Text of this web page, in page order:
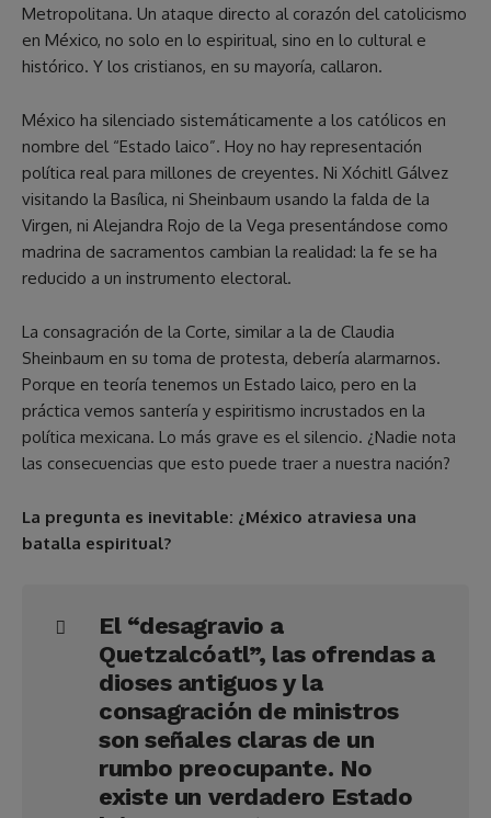
Metropolitana. Un ataque directo al corazón del catolicismo
en México, no solo en lo espiritual, sino en lo cultural e
histórico. Y los cristianos, en su mayoría, callaron.
México ha silenciado sistemáticamente a los católicos en
nombre del “Estado laico”. Hoy no hay representación
política real para millones de creyentes. Ni Xóchitl Gálvez
visitando la Basílica, ni Sheinbaum usando la falda de la
Virgen, ni Alejandra Rojo de la Vega presentándose como
madrina de sacramentos cambian la realidad: la fe se ha
reducido a un instrumento electoral.
La consagración de la Corte, similar a la de Claudia
Sheinbaum en su toma de protesta, debería alarmarnos.
Porque en teoría tenemos un Estado laico, pero en la
práctica vemos santería y espiritismo incrustados en la
política mexicana. Lo más grave es el silencio. ¿Nadie nota
las consecuencias que esto puede traer a nuestra nación?
La pregunta es inevitable: ¿México atraviesa una
batalla espiritual?
El “desagravio a
Quetzalcóatl”, las ofrendas a
dioses antiguos y la
consagración de ministros
son señales claras de un
rumbo preocupante. No
existe un verdadero Estado